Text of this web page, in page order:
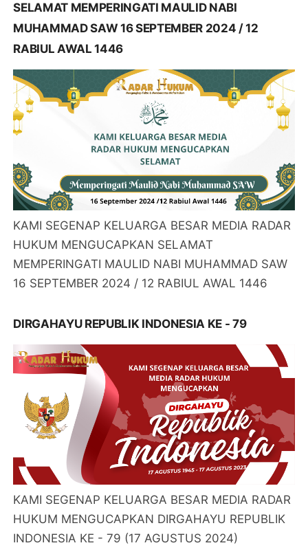
SELAMAT MEMPERINGATI MAULID NABI
MUHAMMAD SAW 16 SEPTEMBER 2024 / 12
RABIUL AWAL 1446
KAMI SEGENAP KELUARGA BESAR MEDIA RADAR
HUKUM MENGUCAPKAN SELAMAT
MEMPERINGATI MAULID NABI MUHAMMAD SAW
16 SEPTEMBER 2024 / 12 RABIUL AWAL 1446
DIRGAHAYU REPUBLIK INDONESIA KE - 79
KAMI SEGENAP KELUARGA BESAR MEDIA RADAR
HUKUM MENGUCAPKAN DIRGAHAYU REPUBLIK
INDONESIA KE - 79 (17 AGUSTUS 2024)